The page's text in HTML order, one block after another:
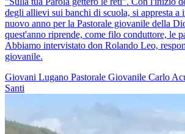
degli allievi sui banchi di scuola, si appresta a
nuovo anno per la Pastorale giovanile della
quest'anno riprende, come filo conduttore, le
Abbiamo intervistato don Rolando Leo,
giovanile.
Giovani Lugano Pastorale Giovanile Carlo
Santi